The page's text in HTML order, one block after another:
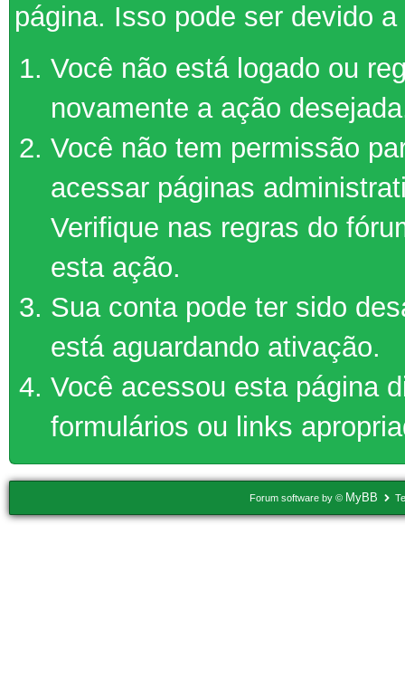
página. Isso pode ser devido
Você não está logado ou
novamente a ação
Você não tem permissão
acessar páginas
Verifique nas regras do
esta ação.
Sua conta pode ter sido
está aguardando ativação.
Você acessou esta página
formulários ou links
Forum software by © MyBB